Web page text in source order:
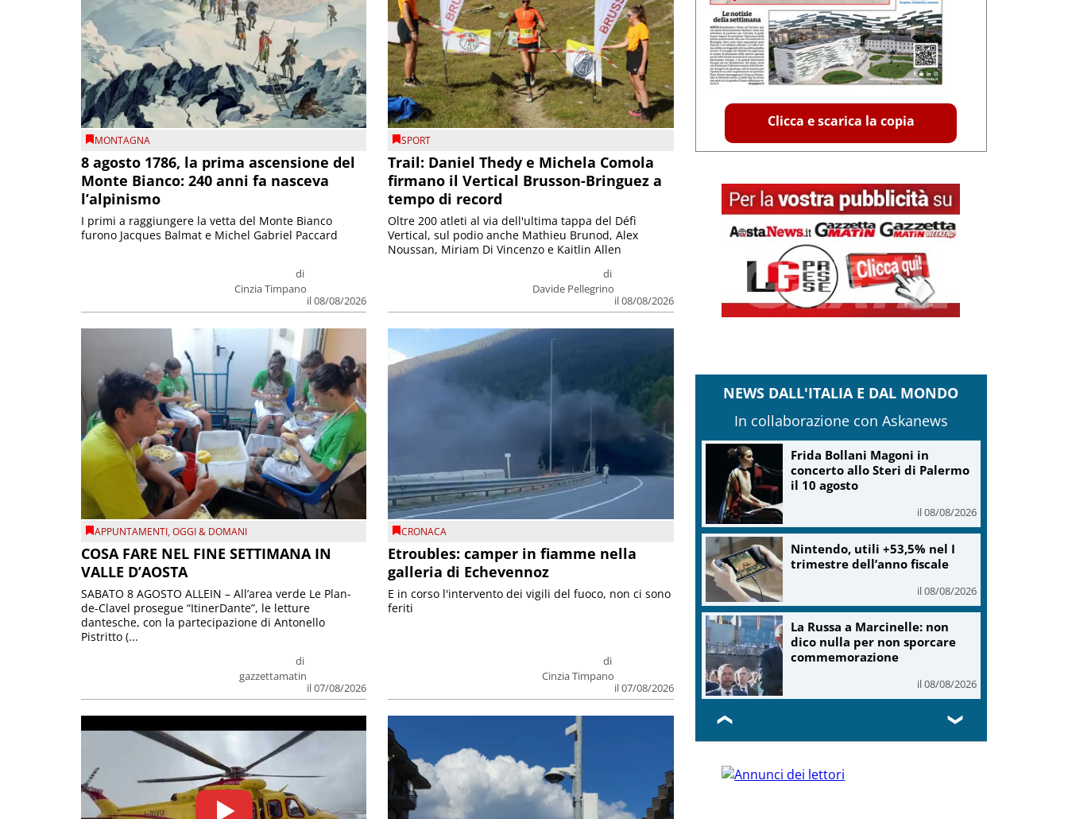
MONTAGNA
8 agosto 1786, la prima ascensione del
Monte Bianco: 240 anni fa nasceva
l’alpinismo
di
Cinzia Timpano
il 08/08/2026
I primi a raggiungere la vetta del Monte Bianco
furono Jacques Balmat e Michel Gabriel Paccard
SPORT
Trail: Daniel Thedy e Michela Comola
firmano il Vertical Brusson-Bringuez a
tempo di record
di
Davide Pellegrino
il 08/08/2026
Oltre 200 atleti al via dell'ultima tappa del Défì
Vertical, sul podio anche Mathieu Brunod, Alex
Noussan, Miriam Di Vincenzo e Kaitlin Allen
APPUNTAMENTI,OGGI & DOMANI
COSA FARE NEL FINE SETTIMANA IN
VALLE D’AOSTA
di
gazzettamatin
il 07/08/2026
SABATO 8 AGOSTO ALLEIN – All’area verde Le Plan-
de-Clavel prosegue “ItinerDante”, le letture
dantesche, con la partecipazione di Antonello
Pistritto (...
CRONACA
Etroubles: camper in fiamme nella
galleria di Echevennoz
di
Cinzia Timpano
il 07/08/2026
E in corso l'intervento dei vigili del fuoco, non ci sono
feriti
Clicca e scarica la copia
NEWS DALL'ITALIA E DAL MONDO
In collaborazione con Askanews
Frida Bollani Magoni in
concerto allo Steri di Palermo
il 10 agosto
il 08/08/2026
Nintendo, utili +53,5% nel I
trimestre dell’anno fiscale
il 08/08/2026
La Russa a Marcinelle: non
dico nulla per non sporcare
commemorazione
il 08/08/2026
❮ ❯